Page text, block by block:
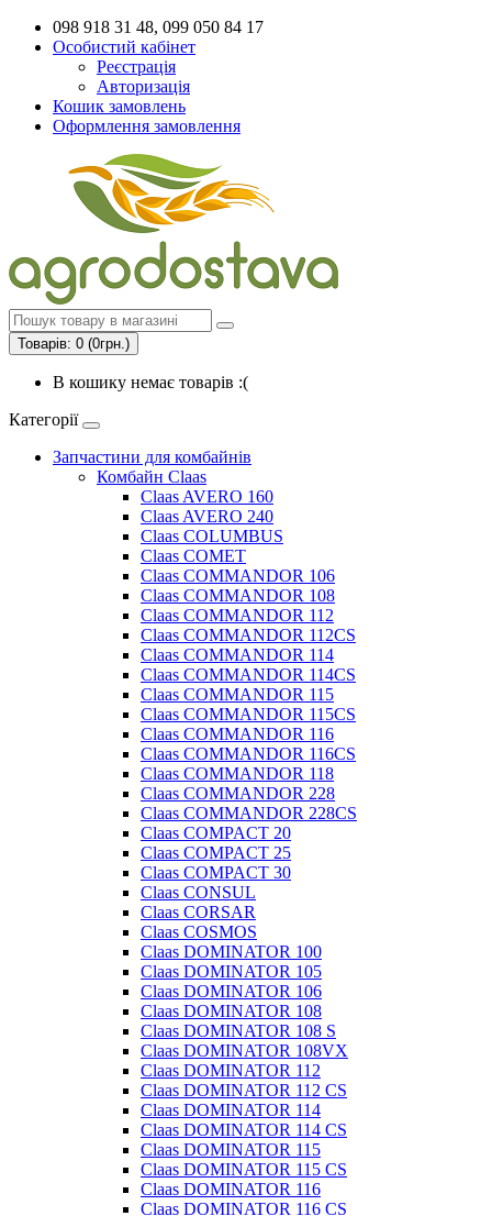
098 918 31 48, 099 050 84 17
Особистий кабінет
Реєстрація
Авторизація
Кошик замовлень
Оформлення замовлення
Товарів: 0 (0грн.)
В кошику немає товарів :(
Категорії
Запчастини для комбайнів
Комбайн Claas
Claas AVERO 160
Claas AVERO 240
Claas COLUMBUS
Claas COMET
Claas COMMANDOR 106
Claas COMMANDOR 108
Claas COMMANDOR 112
Claas COMMANDOR 112CS
Claas COMMANDOR 114
Claas COMMANDOR 114CS
Claas COMMANDOR 115
Claas COMMANDOR 115CS
Claas COMMANDOR 116
Claas COMMANDOR 116CS
Claas COMMANDOR 118
Claas COMMANDOR 228
Claas COMMANDOR 228CS
Claas COMPACT 20
Claas COMPACT 25
Claas COMPACT 30
Claas CONSUL
Claas CORSAR
Claas COSMOS
Claas DOMINATOR 100
Claas DOMINATOR 105
Claas DOMINATOR 106
Claas DOMINATOR 108
Claas DOMINATOR 108 S
Claas DOMINATOR 108VX
Claas DOMINATOR 112
Claas DOMINATOR 112 CS
Claas DOMINATOR 114
Claas DOMINATOR 114 CS
Claas DOMINATOR 115
Claas DOMINATOR 115 CS
Claas DOMINATOR 116
Claas DOMINATOR 116 CS